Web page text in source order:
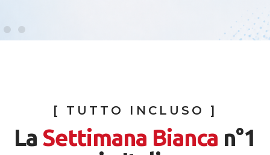
[ TUTTO INCLUSO ]
La Settimana Bianca n°1